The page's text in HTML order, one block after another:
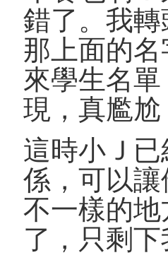
錯了。我
那上面的
來學生名
現，真尷
這時小Ｊ
係，可以
不一樣的
了，只剩下